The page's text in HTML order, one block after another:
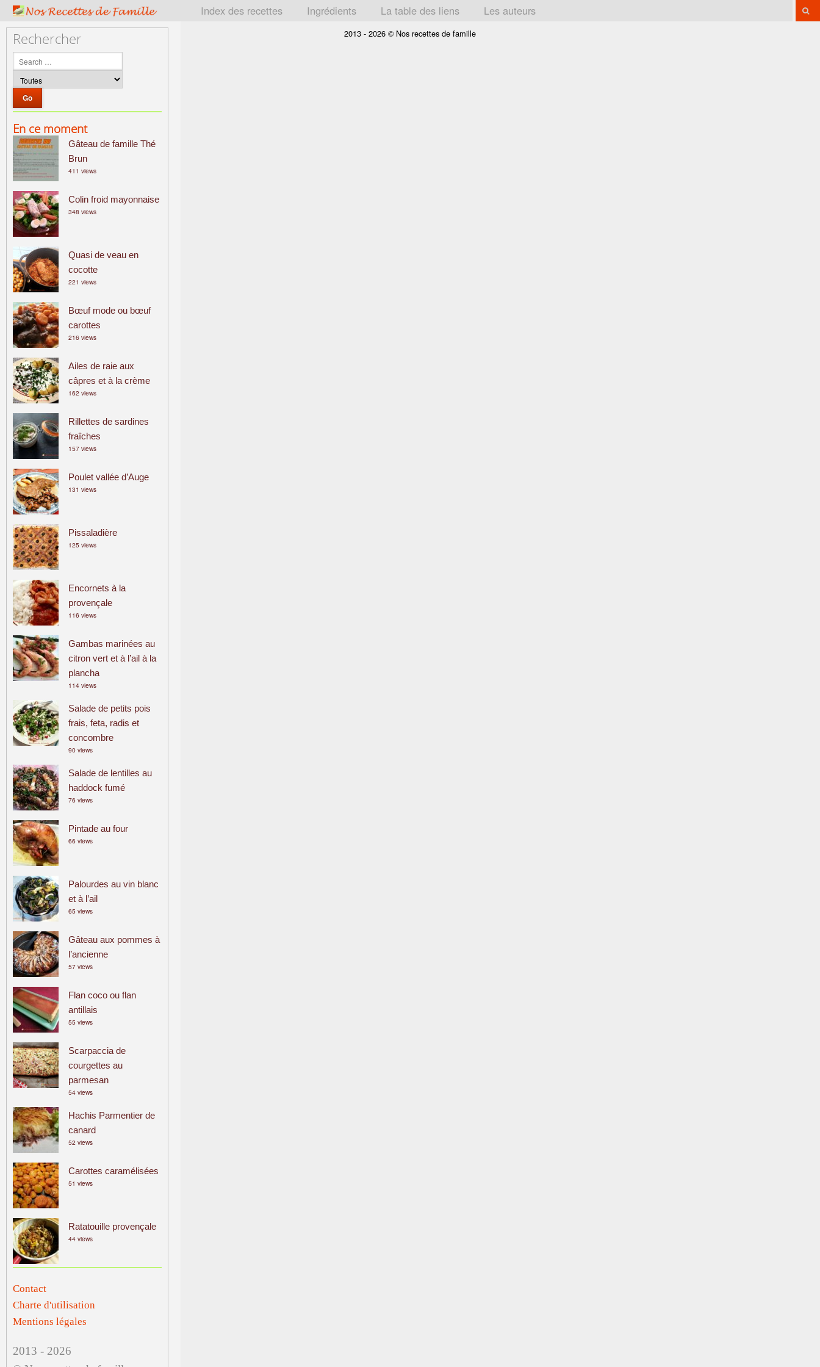
Index des recettes Ingrédients La table des liens Les auteurs
Rechercher
En ce moment
Gâteau de famille Thé
Brun
411 views
Colin froid mayonnaise
348 views
Quasi de veau en
cocotte
221 views
Bœuf mode ou bœuf
carottes
216 views
Ailes de raie aux
câpres et à la crème
162 views
Rillettes de sardines
fraîches
157 views
Poulet vallée d’Auge
131 views
Pissaladière
125 views
Encornets à la
provençale
116 views
Gambas marinées au
citron vert et à l’ail à la
plancha
114 views
Salade de petits pois
frais, feta, radis et
concombre
90 views
Salade de lentilles au
haddock fumé
76 views
Pintade au four
66 views
Palourdes au vin blanc
et à l’ail
65 views
Gâteau aux pommes à
l’ancienne
57 views
Flan coco ou flan
antillais
55 views
Scarpaccia de
courgettes au
parmesan
54 views
Hachis Parmentier de
canard
52 views
Carottes caramélisées
51 views
Ratatouille provençale
44 views
Contact
Charte d'utilisation
Mentions légales
2013 - 2026
2013 - 2026 © Nos recettes de famille